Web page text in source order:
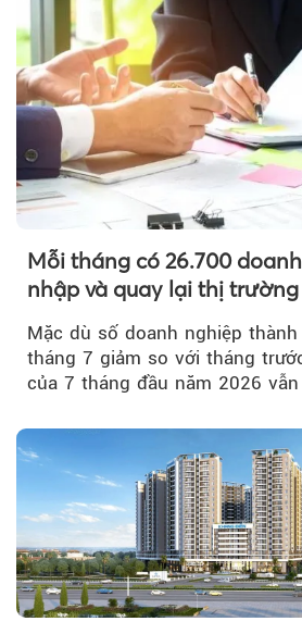
Mỗi tháng có 26.700
nhập và quay lại thị trường
Mặc dù số doanh nghiệp
tháng 7 giảm so với tháng
của 7 tháng đầu năm 2026